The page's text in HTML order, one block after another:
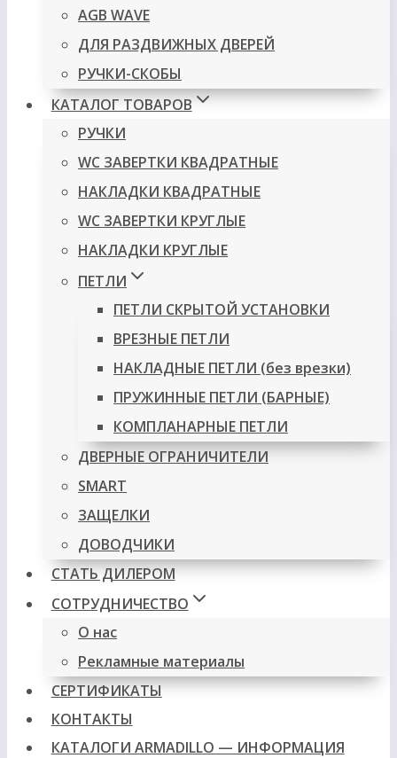
AGB WAVE
ДЛЯ РАЗДВИЖНЫХ ДВЕРЕЙ
РУЧКИ-СКОБЫ
КАТАЛОГ ТОВАРОВ
РУЧКИ
WC ЗАВЕРТКИ КВАДРАТНЫЕ
НАКЛАДКИ КВАДРАТНЫЕ
WC ЗАВЕРТКИ КРУГЛЫЕ
НАКЛАДКИ КРУГЛЫЕ
ПЕТЛИ
ПЕТЛИ СКРЫТОЙ УСТАНОВКИ
ВРЕЗНЫЕ ПЕТЛИ
НАКЛАДНЫЕ ПЕТЛИ (без врезки)
ПРУЖИННЫЕ ПЕТЛИ (БАРНЫЕ)
КОМПЛАНАРНЫЕ ПЕТЛИ
ДВЕРНЫЕ ОГРАНИЧИТЕЛИ
SMART
ЗАЩЕЛКИ
ДОВОДЧИКИ
СТАТЬ ДИЛЕРОМ
СОТРУДНИЧЕСТВО
О нас
Рекламные материалы
СЕРТИФИКАТЫ
КОНТАКТЫ
КАТАЛОГИ ARMADILLO — ИНФОРМАЦИЯ